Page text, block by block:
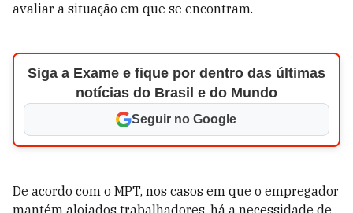
avaliar a situação em que se encontram.
Siga a Exame e fique por dentro das últimas
notícias do Brasil e do Mundo
Seguir no Google
De acordo com o MPT, nos casos em que o empregador
mantém alojados trabalhadores, há a necessidade de